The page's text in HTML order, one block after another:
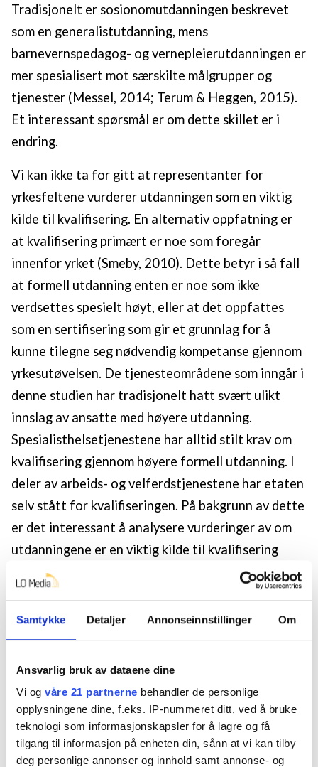
Samtykke Detaljer Annonseinnstillinger Om
Ansvarlig bruk av dataene dine
Vi og våre 21 partnerne behandler de personlige
opplysningene dine, f.eks. IP-nummeret ditt, ved å bruke
teknologi som informasjonskapsler for å lagre og få
tilgang til informasjon på enheten din, sånn at vi kan tilby
deg personlige annonser og innhold samt annonse- og
Tradisjonelt er sosionomutdanningen beskrevet
som en generalistutdanning, mens
barnevernspedagog- og vernepleierutdanningen er
mer spesialisert mot særskilte målgrupper og
tjenester (Messel, 2014; Terum & Heggen, 2015).
Et interessant spørsmål er om dette skillet er i
endring.
Vi kan ikke ta for gitt at representanter for
yrkesfeltene vurderer utdanningen som en viktig
kilde til kvalifisering. En alternativ oppfatning er
at kvalifisering primært er noe som foregår
innenfor yrket (Smeby, 2010). Dette betyr i så fall
at formell utdanning enten er noe som ikke
verdsettes spesielt høyt, eller at det oppfattes
som en sertifisering som gir et grunnlag for å
kunne tilegne seg nødvendig kompetanse gjennom
yrkesutøvelsen. De tjenesteområdene som inngår i
denne studien har tradisjonelt hatt svært ulikt
innslag av ansatte med høyere utdanning.
Spesialisthelsetjenestene har alltid stilt krav om
kvalifisering gjennom høyere formell utdanning. I
deler av arbeids- og velferdstjenestene har etaten
selv stått for kvalifiseringen. På bakgrunn av dette
er det interessant å analysere vurderinger av om
utdanningene er en viktig kilde til kvalifisering
eller om nødvendig kvalifisering primært skjer i
jobben. Dette berører også forholdet mellom fag,
profesjon og yrkesfelt.
tydelig definert kunnskapsfelt. BSV-profesjonenes
kunnskapsfelt er svakt definert (Hanssen,
Hutchinson, Lyngstad & Sandvin, 2015), og det er i
høy grad myndighetenes oppfatninger om
kompetansebehov innenfor tjenestene som har